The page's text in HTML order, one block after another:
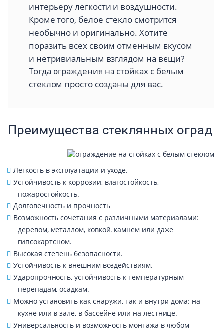
интерьеру легкости и воздушности.
Кроме того, белое стекло смотрится
необычно и оригинально. Хотите
поразить всех своим отменным вкусом
и нетривиальным взглядом на вещи?
Тогда ограждения на стойках с белым
стеклом просто созданы для вас.
Преимущества стеклянных оград
Легкость в эксплуатации и уходе.
Устойчивость к коррозии, влагостойкость,
пожаростойкость.
Долговечность и прочность.
Возможность сочетания с различными материалами:
деревом, металлом, ковкой, камнем или даже
гипсокартоном.
Высокая степень безопасности.
Устойчивость к внешним воздействиям.
Ударопрочность, устойчивость к температурным
перепадам, осадкам.
Можно установить как снаружи, так и внутри дома: на
кухне или в зале, в бассейне или на лестнице.
Универсальность и возможность монтажа в любом